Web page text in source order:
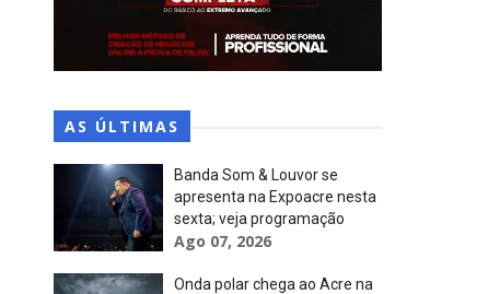
AS ÚLTIMAS
Banda Som & Louvor se
apresenta na Expoacre nesta
sexta; veja programação
Ago 07, 2026
Onda polar chega ao Acre na